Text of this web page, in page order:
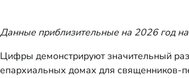
Данные приблизительные на 2026 год
Цифры демонстрируют значительный
епархиальных домах для священников-